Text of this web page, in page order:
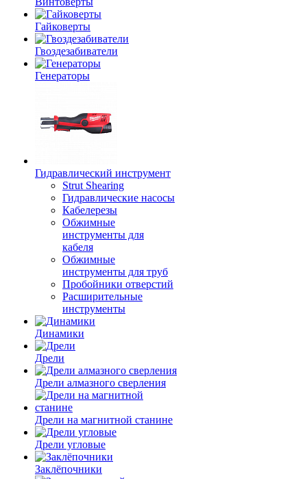
Гайковерты
Гвоздезабиватели
Генераторы
Гидравлический инструмент
Strut Shearing
Гидравлические насосы
Кабелерезы
Обжимные
инструменты для
кабеля
Обжимные
инструменты для труб
Пробойники отверстий
Расширительные
инструменты
Динамики
Дрели
Дрели алмазного сверления
Дрели на магнитной станине
Дрели угловые
Заклёпочники